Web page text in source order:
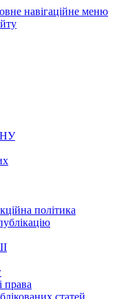
навігаційне меню
політика
права
статей